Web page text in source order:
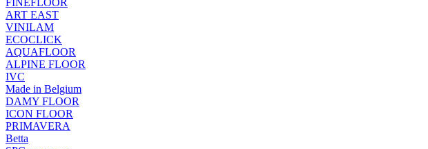
FINEFLOOR
ART EAST
VINILAM
ECOCLICK
AQUAFLOOR
ALPINE FLOOR
IVC
Made in Belgium
DAMY FLOOR
ICON FLOOR
PRIMAVERA
Betta